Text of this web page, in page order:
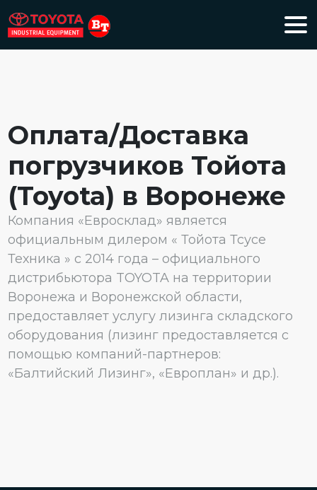
Оплата/Доставка
погрузчиков Тойота
(Toyota) в Воронеже
Компания «Евросклад» является
официальным дилером « Тойота Тсусе
Техника » с 2014 года – официального
дистрибьютора TOYOTA на территории
Воронежа и Воронежской области,
предоставляет услугу лизинга складского
оборудования (лизинг предоставляется с
помощью компаний-партнеров:
«Балтийский Лизинг», «Европлан» и др.).